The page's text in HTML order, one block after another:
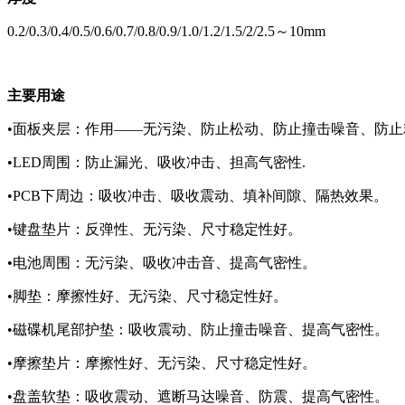
0.2/0.3/0.4/0.5/0.6/0.7/0.8/0.9/1.0/1.2/1.5/2/2.5～10mm
主要用途
•面板夹层：作用——无污染、防止松动、防止撞击噪音、防
•LED周围：防止漏光、吸收冲击、担高气密性.
•PCB下周边：吸收冲击、吸收震动、填补间隙、隔热效果。
•键盘垫片：反弹性、无污染、尺寸稳定性好。
•电池周围：无污染、吸收冲击音、提高气密性。
•脚垫：摩擦性好、无污染、尺寸稳定性好。
•磁碟机尾部护垫：吸收震动、防止撞击噪音、提高气密性。
•摩擦垫片：摩擦性好、无污染、尺寸稳定性好。
•盘盖软垫：吸收震动、遮断马达噪音、防震、提高气密性。